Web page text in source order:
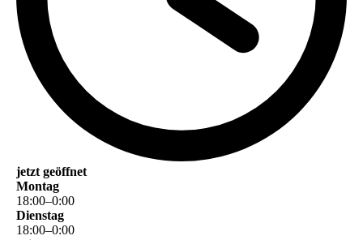
jetzt geöffnet
Montag
18:00–0:00
Dienstag
18:00–0:00